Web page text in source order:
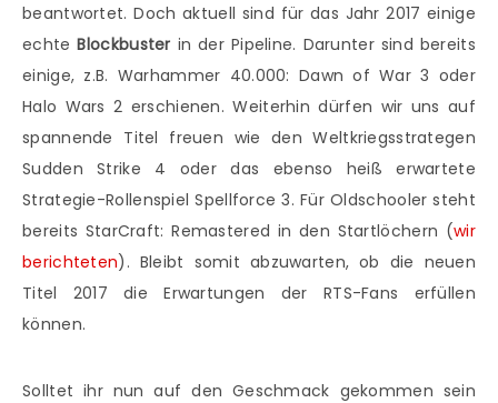
beantwortet. Doch aktuell sind für das Jahr 2017 einige
echteBlockbuster in der Pipeline. Darunter sind bereits
einige, z.B. Warhammer 40.000: Dawn of War 3 oder
Halo Wars 2 erschienen. Weiterhin dürfen wir uns auf
spannende Titel freuen wie den Weltkriegsstrategen
Sudden Strike 4 oder das ebenso heiß erwartete
Strategie-Rollenspiel Spellforce 3. Für Oldschooler steht
bereits StarCraft: Remastered in den Startlöchern (wir
berichteten). Bleibt somit abzuwarten, ob die neuen
Titel 2017 die Erwartungen der RTS-Fans erfüllen
können.
Solltet ihr nun auf den Geschmack gekommen sein